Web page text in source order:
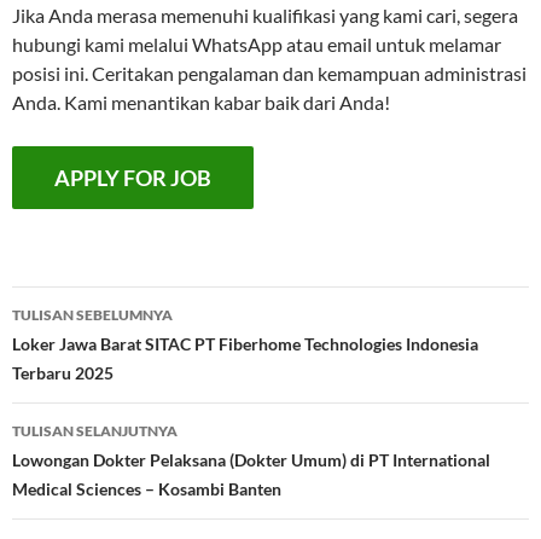
Jika Anda merasa memenuhi kualifikasi yang kami cari, segera
hubungi kami melalui WhatsApp atau email untuk melamar
posisi ini. Ceritakan pengalaman dan kemampuan administrasi
Anda. Kami menantikan kabar baik dari Anda!
Navigasi
Tulisan
TULISAN SEBELUMNYA
Loker Jawa Barat SITAC PT Fiberhome Technologies Indonesia
Terbaru 2025
TULISAN SELANJUTNYA
Lowongan Dokter Pelaksana (Dokter Umum) di PT International
Medical Sciences – Kosambi Banten